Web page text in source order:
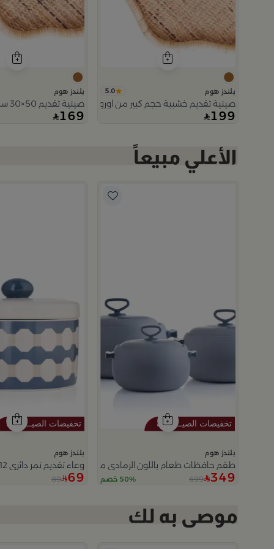
بلندز هوم 5.0
صينية تقديم خشبية حجم كبير من اورورا
199
بلندز هوم
صينية تقديم 50×30 سم بني من الراتان والخشب بتصميم طبيعي من أورورا
169
بلندز هوم
طقم حافظات طعام باللون الرمادي من أزوريا
349
699 50% خصم
بلندز هوم
وعاء تقديم تمر دائري 12×12 سم أبيض وأزرق من الخزف الحجري بغطاء من أزوريا
69
89